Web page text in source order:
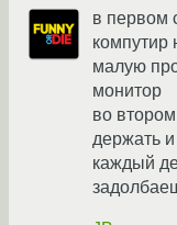
в первом
компутир
малую
монитор
во
держать
каждый